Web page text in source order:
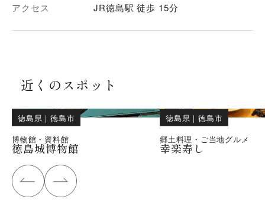
アクセス JR徳島駅 徒歩 15分
近くのスポット
徳島県 ｜徳島市
博物館・資料館
徳島城博物館
徳島県 ｜徳島市
郷土料理・ご当地グルメ
幸楽寿し